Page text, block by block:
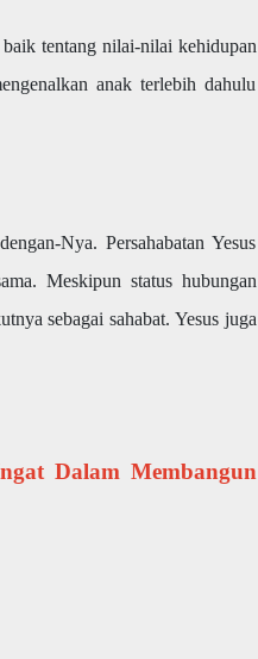
tentang nilai-nilai kehidupan
anak terlebih dahulu
Nya. Persahabatan Yesus
Meskipun status hubungan
sebagai sahabat. Yesus juga
Dalam Membangun